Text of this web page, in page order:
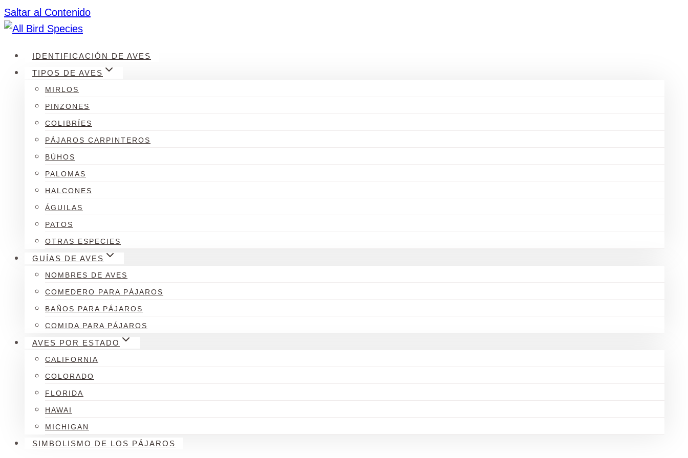
Saltar al Contenido
IDENTIFICACIÓN DE AVES
TIPOS DE AVES
MIRLOS
PINZONES
COLIBRÍES
PÁJAROS CARPINTEROS
BÚHOS
PALOMAS
HALCONES
ÁGUILAS
PATOS
OTRAS ESPECIES
GUÍAS DE AVES
NOMBRES DE AVES
COMEDERO PARA PÁJAROS
BAÑOS PARA PÁJAROS
COMIDA PARA PÁJAROS
AVES POR ESTADO
CALIFORNIA
COLORADO
FLORIDA
HAWAI
MICHIGAN
SIMBOLISMO DE LOS PÁJAROS